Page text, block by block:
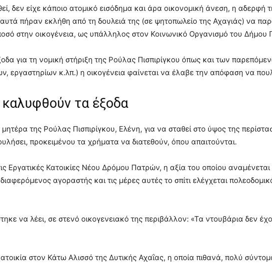
δεν είχε κάποιο ατομικό εισόδημα και άρα οικονομική άνεση, η αδερφή
πήραν εκλήθη από τη δουλειά της (σε ψητοπωλείο της Αχαγιάς) να
στην οικογένεια, ως υπάλληλος στον Κοινωνικό Οργανισμό του Δήμου
για τη νομική στήριξη της Ρούλας Πισπιρίγκου όπως και των
εργαστηρίων κ.λπ.) η οικογένεια φαίνεται να έλαβε την απόφαση να
καλυφθούν τα έξοδα
της Ρούλας Πισπιρίγκου, Ελένη, για να σταθεί στο ύψος της
προκειμένου τα χρήματα να διατεθούν, όπου απαιτούνται.
Κατοικίες Νέου Δρόμου Πατρών, η αξία του οποίου αναμένεται
αγοραστής και τις μέρες αυτές το σπίτι ελέγχεται
να λέει, σε στενό οικογενειακό της περιβάλλον: «Τα ντουβάρια δεν
στον Κάτω Αλισσό της Δυτικής Αχαΐας, η οποία πιθανά, πολύ